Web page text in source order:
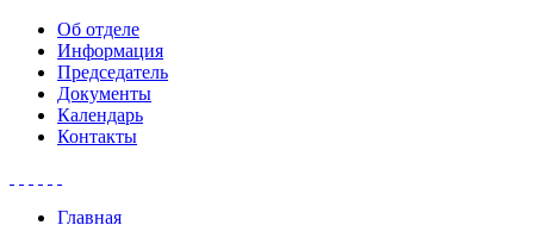
Об отделе
Информация
Председатель
Документы
Календарь
Контакты
Главная